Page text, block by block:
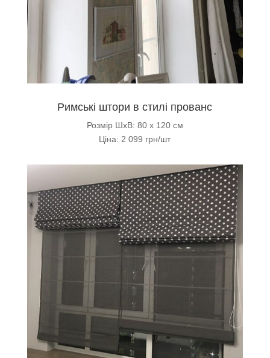
Римські штори в стилі прованс
Розмір ШхВ: 80 х 120 см
Ціна: 2 099 грн/шт